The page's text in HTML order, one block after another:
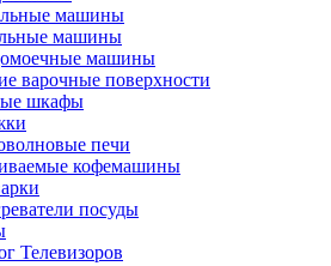
машины
машины
машины
варочные поверхности
шкафы
печи
кофемашины
посуды
Телевизоров